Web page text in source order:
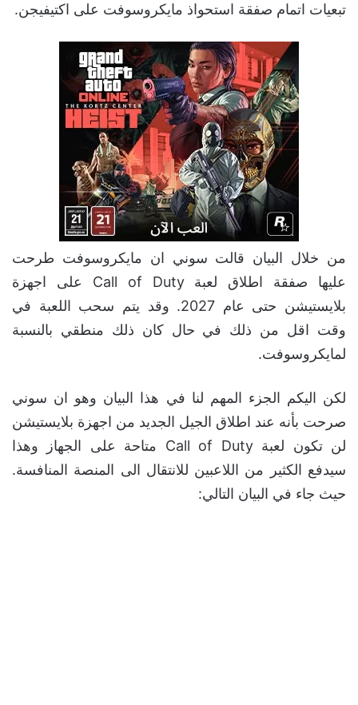
تبعيات اتمام صفقة استحواذ مايكروسوفت على اكتيفيجن.
من خلال البيان قالت سوني ان مايكروسوفت طرحت
عليها صفقة اطلاق لعبة Call of Duty على اجهزة
بلايستيشن حتى عام 2027. وقد يتم سحب اللعبة في
وقت اقل من ذلك في حال كان ذلك منطقي بالنسبة
لمايكروسوفت.
لكن اليكم الجزء المهم لنا في هذا البيان وهو ان سوني
صرحت بأنه عند اطلاق الجيل الجديد من اجهزة بلايستيشن
لن تكون لعبة Call of Duty متاحة على الجهاز وهذا
سيدفع الكثير من اللاعبين للانتقال الى المنصة المنافسة.
حيث جاء في البيان التالي: